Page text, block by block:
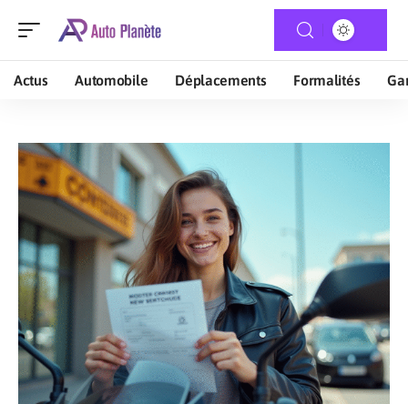
Actus Automobile Déplacements Formalités